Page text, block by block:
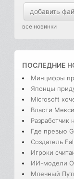
добавить
все новинки
ПОСЛЕДНИЕ
Минцифры
Японцы
Microsoft
Власти
Разработчик
Где превью
Создатель
Игроки
ИИ-модели
Млечный